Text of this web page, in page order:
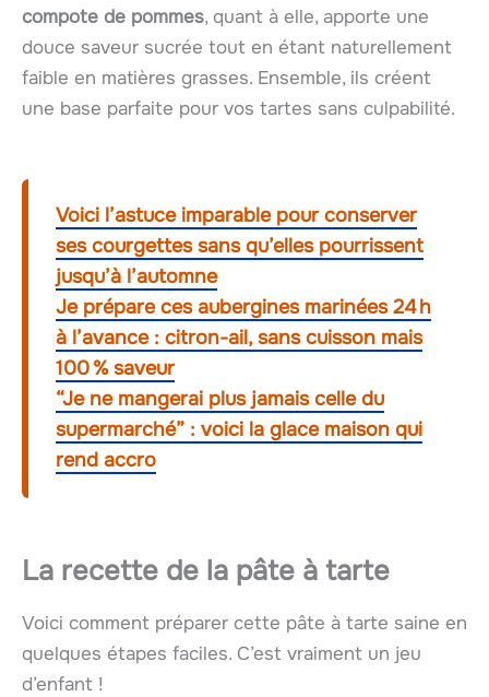
compote de pommes, quant à elle, apporte une
douce saveur sucrée tout en étant naturellement
faible en matières grasses. Ensemble, ils créent
une base parfaite pour vos tartes sans culpabilité.
Voici l’astuce imparable pour conserver
ses courgettes sans qu’elles pourrissent
jusqu’à l’automne
Je prépare ces aubergines marinées 24 h
à l’avance : citron-ail, sans cuisson mais
100 % saveur
“Je ne mangerai plus jamais celle du
supermarché” : voici la glace maison qui
rend accro
La recette de la pâte à tarte
Voici comment préparer cette pâte à tarte saine en
quelques étapes faciles. C’est vraiment un jeu
d’enfant !